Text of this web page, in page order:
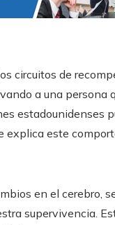
circuitos de
a una persona
estadounidenses
explica este
en el cerebro,
supervivencia.